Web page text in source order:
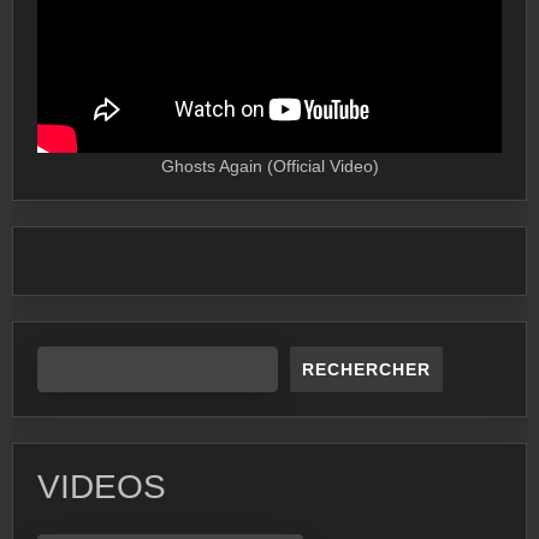
Ghosts Again (Official Video)
RECHERCHER
VIDEOS